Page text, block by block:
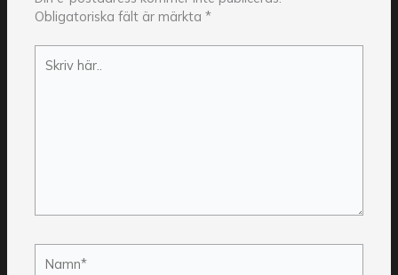
Obligatoriska fält är märkta*
här..